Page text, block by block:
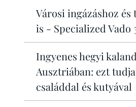
Városi ingázáshoz és
is - Specialized Vado
Ingyenes hegyi
Ausztriában: ezt
családdal és kutyával